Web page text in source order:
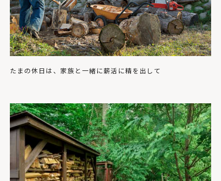
たまの休日は、家族と一緒に薪活に精を出して